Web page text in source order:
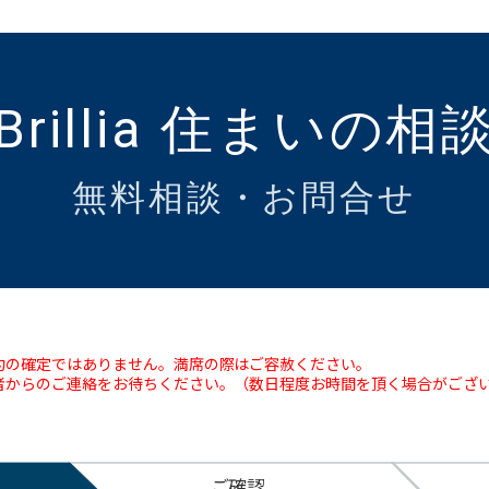
住まいの相談
無料相談・お問合せ
確定ではありません。満席の際はご容赦ください。
らのご連絡をお待ちください。（数日程度お時間を頂く場合がござ